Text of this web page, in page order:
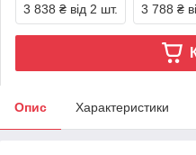
3 838 ₴ від 2 шт. 3 788 ₴
Опис Характеристики